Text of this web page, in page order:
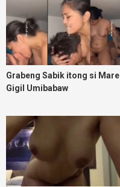
Grabeng Sabik itong si Mare
Gigil Umibabaw